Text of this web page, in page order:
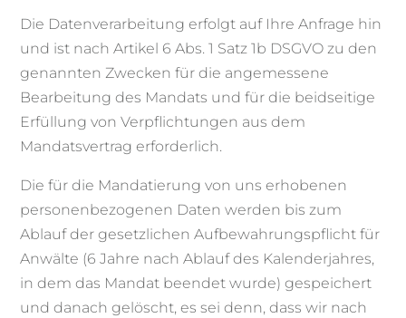
Die Datenverarbeitung erfolgt auf Ihre Anfrage hin
und ist nach Artikel 6 Abs. 1 Satz 1b DSGVO zu den
genannten Zwecken für die angemessene
Bearbeitung des Mandats und für die beidseitige
Erfüllung von Verpflichtungen aus dem
Mandatsvertrag erforderlich.
Die für die Mandatierung von uns erhobenen
personenbezogenen Daten werden bis zum
Ablauf der gesetzlichen Aufbewahrungspflicht für
Anwälte (6 Jahre nach Ablauf des Kalenderjahres,
in dem das Mandat beendet wurde) gespeichert
und danach gelöscht, es sei denn, dass wir nach